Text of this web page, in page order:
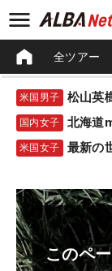
全ツアー
米国男子
国内女子 北海道
米国女子 最新の
このペ